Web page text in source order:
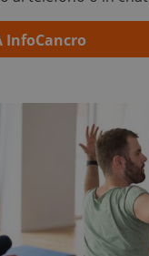
InfoCancro